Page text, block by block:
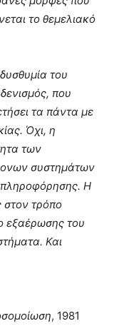
το θεμελιακό
του
που
τα πάντα με
Όχι, η
των
συστημάτων
πληροφόρησης. Η
στον τρόπο
εξαέρωσης του
Και
, 1981